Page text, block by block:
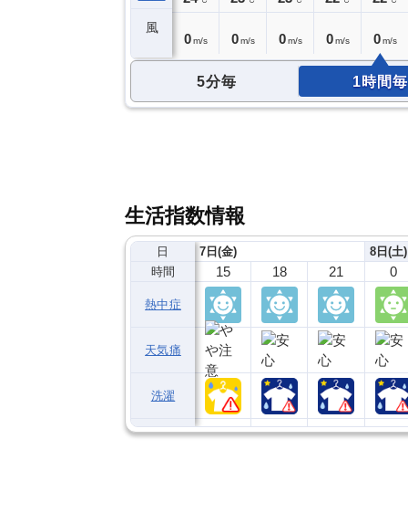
風
0 m/s 0 m/s 0 m/s 0 m/s 0 m/s
5分毎 1時間毎
生活指数情報
日
時間
熱中症
天気痛
洗濯
7日(金)
15 18 21
8日(土)
0